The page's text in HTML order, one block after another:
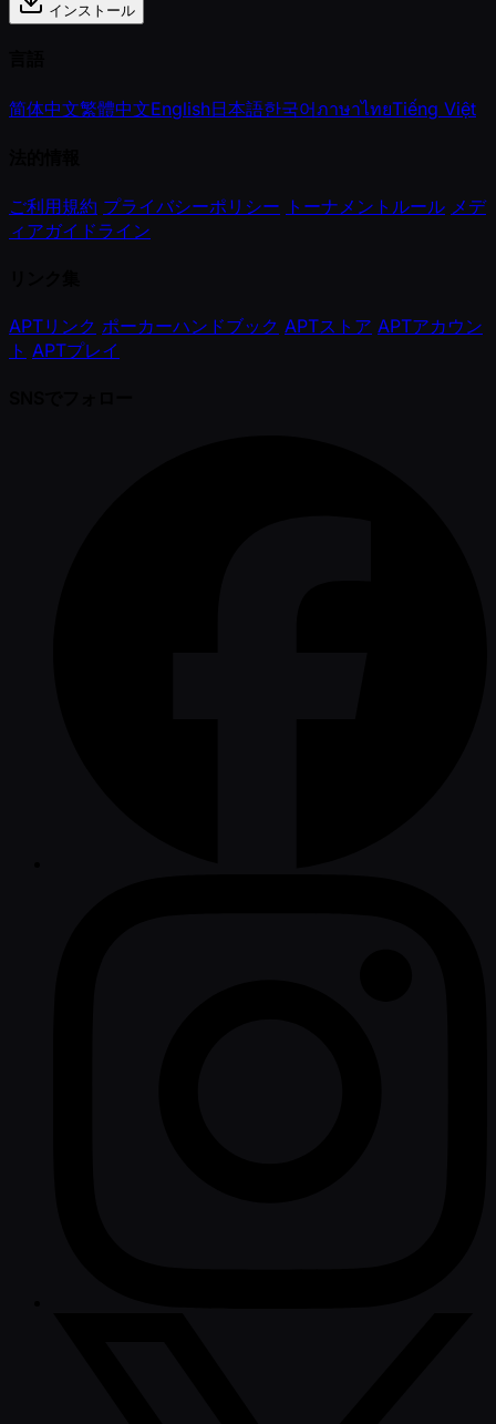
インストール
简体中文繁體中文English日本語한국어ภาษาไทยTiếng Việt
ご利用規約 プライバシーポリシー トーナメントルール メデ
ィアガイドライン
APTリンク ポーカーハンドブック APTストア APTアカウン
ト APTプレイ